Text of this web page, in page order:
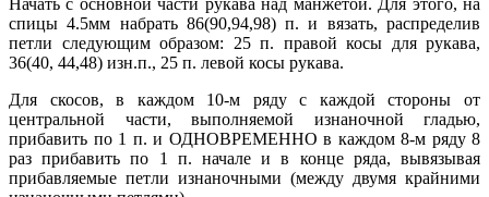
спицы 4.5мм набрать 86(90,94,98) п. и вязать, распределив
петли следующим образом: 25 п. правой косы для рукава,
36(40, 44,48) изн.п., 25 п. левой косы рукава.
Для скосов, в каждом 10-м ряду с каждой стороны от
центральной части, выполняемой изнаночной гладью,
прибавить по 1 п. и ОДНОВРЕМЕННО в каждом 8-м ряду 8
раз прибавить по 1 п. начале и в конце ряда, вывязывая
прибавляемые петли изнаночными (между двумя крайними